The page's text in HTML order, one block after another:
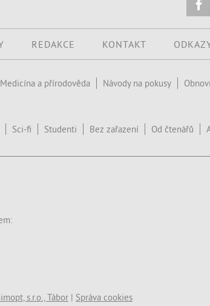
REDAKCE KONTAKT
Medicína a přírodověda Návody na pokusy
Sci-fi Studenti Bez zařazení Od čtenářů
s.r.o., Tábor | Správa cookies